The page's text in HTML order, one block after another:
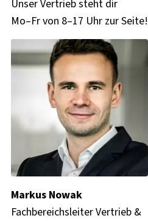
Unser Vertrieb steht dir
Mo–Fr von 8–17 Uhr zur Seite!
Markus Nowak
Fachbereichsleiter Vertrieb &